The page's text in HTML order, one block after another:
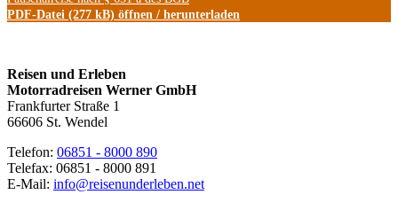
PDF-Datei (277 kB) öffnen / herunterladen
Reisen und Erleben
Motorradreisen Werner GmbH
Frankfurter Straße 1
66606 St. Wendel
Telefon: 06851 - 8000 890
Telefax: 06851 - 8000 891
E-Mail: info@reisenunderleben.net